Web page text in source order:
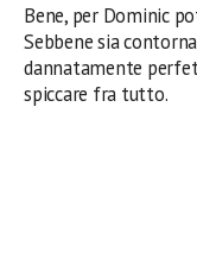
Bene, per Dominic
Sebbene sia
dannatamente
spiccare fra tutto.